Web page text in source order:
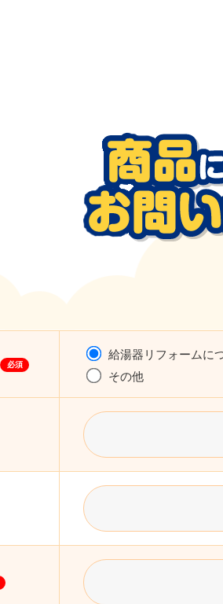
必須
給湯器リフォームに
その他